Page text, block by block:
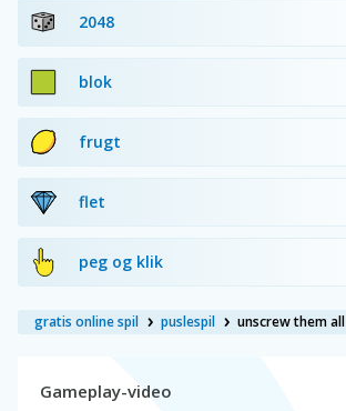
2048
blok
frugt
flet
peg og klik
gratis online spil puslespil unscrew them all
Gameplay-video